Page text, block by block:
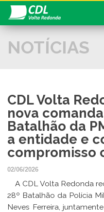
Conheça a CDL
Associado
Fale com a CDL
Sua História!
Seja Associado
Cadastre seu Currículo
NOTÍCIAS
CDL Volta
nova
Batalhão da
a entidade e
compromisso
02/06/2026
A CDL Volta Redonda
28º Batalhão da Polícia
Neves Ferreira,